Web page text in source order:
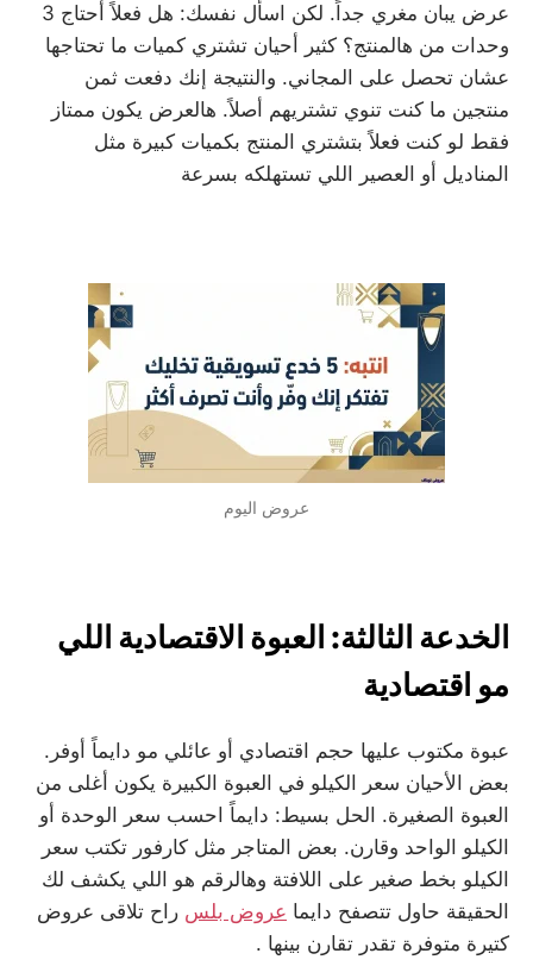
عرض يبان مغري جداً. لكن اسأل نفسك: هل فعلاً أحتاج 3
وحدات من هالمنتج؟ كثير أحيان تشتري كميات ما تحتاجها
عشان تحصل على المجاني. والنتيجة إنك دفعت ثمن
منتجين ما كنت تنوي تشتريهم أصلاً. هالعرض يكون ممتاز
فقط لو كنت فعلاً بتشتري المنتج بكميات كبيرة مثل
المناديل أو العصير اللي تستهلكه بسرعة
عروض اليوم
الخدعة الثالثة: العبوة الاقتصادية اللي
مو اقتصادية
عبوة مكتوب عليها حجم اقتصادي أو عائلي مو دايماً أوفر.
بعض الأحيان سعر الكيلو في العبوة الكبيرة يكون أغلى من
العبوة الصغيرة. الحل بسيط: دايماً احسب سعر الوحدة أو
الكيلو الواحد وقارن. بعض المتاجر مثل كارفور تكتب سعر
الكيلو بخط صغير على اللافتة وهالرقم هو اللي يكشف لك
الحقيقة حاول تتصفح دايما عروض بلس راح تلاقى عروض
كتيرة متوفرة تقدر تقارن بينها .